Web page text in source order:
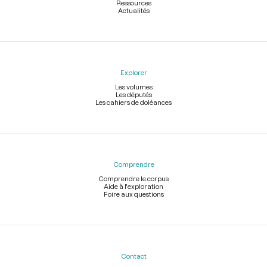
Ressources
Actualités
Explorer
Les volumes
Les députés
Les cahiers de doléances
Comprendre
Comprendre le corpus
Aide à l'exploration
Foire aux questions
Contact